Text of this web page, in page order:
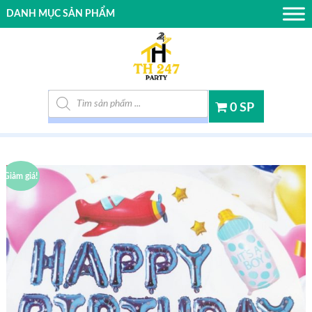
Tìm kiếm sản phẩm
0 SP
DANH MỤC SẢN PHẨM
Giảm giá!